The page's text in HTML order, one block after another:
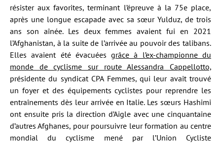
résister aux favorites, terminant l’épreuve à la 75e place,
après une longue escapade avec sa sœur Yulduz, de trois
ans son aînée. Les deux femmes avaient fui en 2021
l’Afghanistan, à la suite de l’arrivée au pouvoir des talibans.
Elles avaient été évacuéesgrâce à l’ex-championne du
monde de cyclisme sur route Alessandra Cappellotto,
présidente du syndicat CPA Femmes, qui leur avait trouvé
un foyer et des équipements cyclistes pour reprendre les
entraînements dès leur arrivée en Italie. Les sœurs Hashimi
ont ensuite pris la direction d’Aigle avec une cinquantaine
d’autres Afghanes, pour poursuivre leur formation au centre
mondial du cyclisme mené par l’Union Cycliste